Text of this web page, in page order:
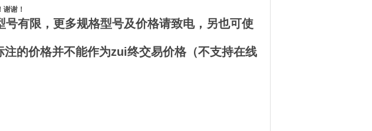
谢！
号有限，更多规格型号及价格请致电，另也可使
的价格并不能作为zui终交易价格（不支持在线